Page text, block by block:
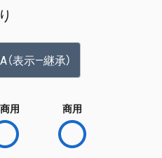
（表示—継承）
用 商用